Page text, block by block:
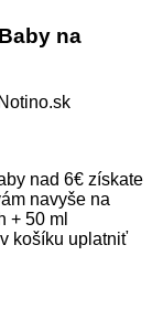
na
nad 6€ získate
navyše na
+ 50 ml
košíku uplatniť